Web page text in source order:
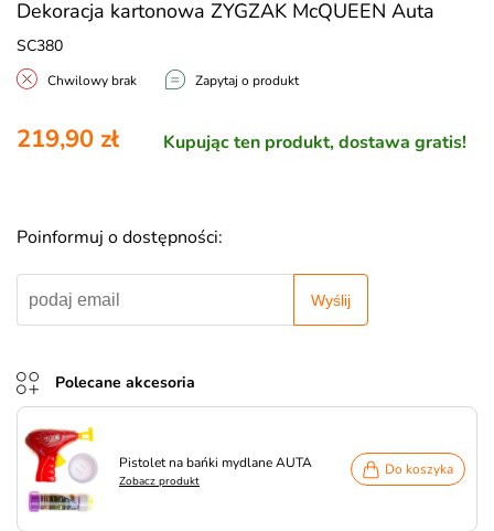
Dekoracja kartonowa ZYGZAK McQUEEN Auta
SC380
Chwilowy brak Zapytaj o produkt
Kupując ten produkt, dostawa gratis!
219,90 zł
Poinformuj o dostępności:
Wyślij
Polecane akcesoria
Pistolet na bańki mydlane AUTA
Zobacz produkt
Do koszyka